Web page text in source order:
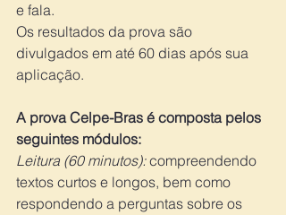
e fala.
Os resultados da prova são
divulgados em até 60 dias após sua
aplicação.
A prova Celpe-Bras é composta pelos
seguintes módulos:
Leitura (60 minutos): compreendendo
textos curtos e longos, bem como
respondendo a perguntas sobre os